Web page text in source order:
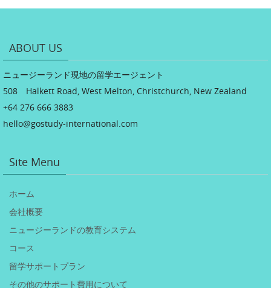
ABOUT US
ニュージーランド現地の留学エージェント
508 Halkett Road, West Melton, Christchurch, New Zealand
+64 276 666 3883
hello@gostudy-international.com
Site Menu
ホーム
会社概要
ニュージーランドの教育システム
コース
留学サポートプラン
その他のサポート費用について